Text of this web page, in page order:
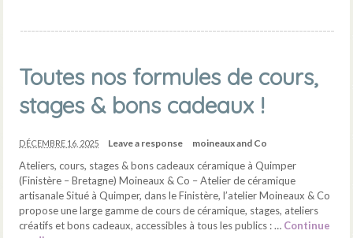
Toutes nos formules de cours,
stages & bons cadeaux !
DÉCEMBRE 16, 2025 Leave a response moineaux and Co
Ateliers, cours, stages & bons cadeaux céramique à Quimper
(Finistère – Bretagne) Moineaux & Co – Atelier de céramique
artisanale Situé à Quimper, dans le Finistère, l’atelier Moineaux & Co
propose une large gamme de cours de céramique, stages, ateliers
créatifs et bons cadeaux, accessibles à tous les publics : … Continue